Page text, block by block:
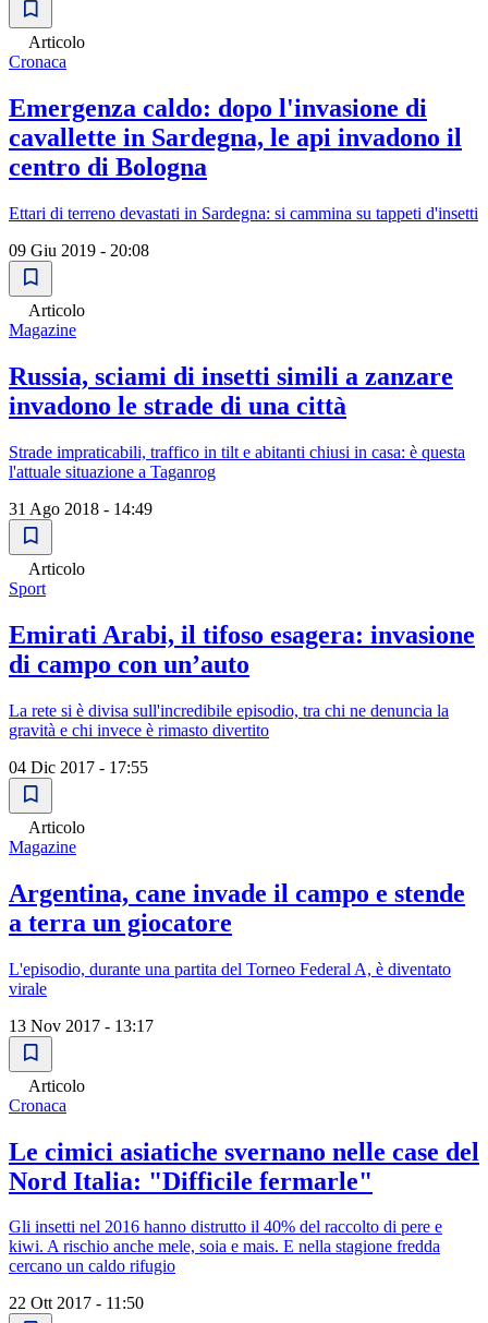
Articolo
Cronaca
Emergenza caldo: dopo l'invasione di
cavallette in Sardegna, le api invadono il
centro di Bologna
Ettari di terreno devastati in Sardegna: si cammina su tappeti d'insetti
09 Giu 2019 - 20:08
Articolo
Magazine
Russia, sciami di insetti simili a zanzare
invadono le strade di una città
Strade impraticabili, traffico in tilt e abitanti chiusi in casa: è questa
l'attuale situazione a Taganrog
31 Ago 2018 - 14:49
Articolo
Sport
Emirati Arabi, il tifoso esagera: invasione
di campo con un’auto
La rete si è divisa sull'incredibile episodio, tra chi ne denuncia la
gravità e chi invece è rimasto divertito
04 Dic 2017 - 17:55
Articolo
Magazine
Argentina, cane invade il campo e stende
a terra un giocatore
L'episodio, durante una partita del Torneo Federal A, è diventato
virale
13 Nov 2017 - 13:17
Articolo
Cronaca
Le cimici asiatiche svernano nelle case del
Nord Italia: "Difficile fermarle"
Gli insetti nel 2016 hanno distrutto il 40% del raccolto di pere e
kiwi. A rischio anche mele, soia e mais. E nella stagione fredda
cercano un caldo rifugio
22 Ott 2017 - 11:50